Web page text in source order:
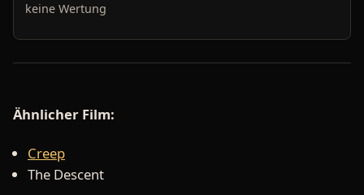
keine Wertung
Ähnlicher Film:
Creep
The Descent